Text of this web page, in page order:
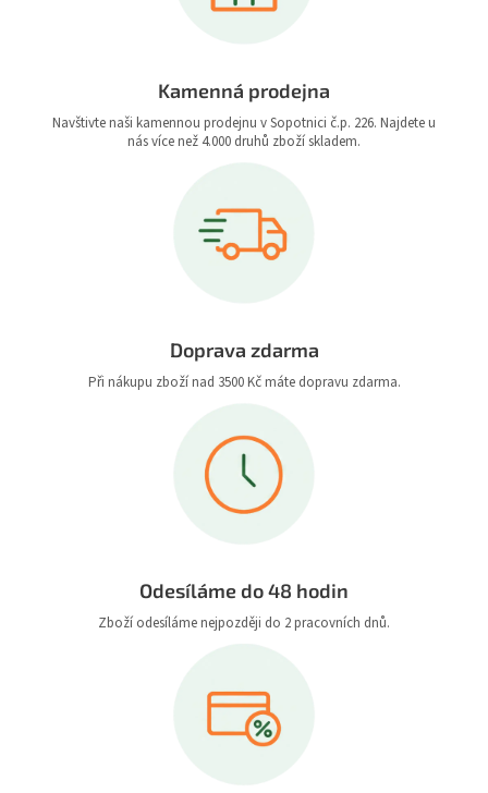
Kamenná prodejna
Navštivte naši kamennou prodejnu v Sopotnici č.p. 226. Najdete u
nás více než 4.000 druhů zboží skladem.
Doprava zdarma
Při nákupu zboží nad 3500 Kč máte dopravu zdarma.
Odesíláme do 48 hodin
Zboží odesíláme nejpozději do 2 pracovních dnů.